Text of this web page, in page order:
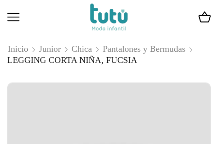
Inicio Junior Chica
Pantalones y Bermudas
LEGGING CORTA NIÑA, FUCSIA